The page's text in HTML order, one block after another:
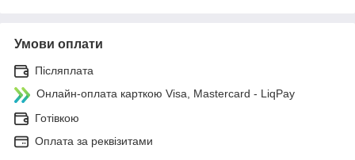
Умови оплати
Післяплата
Онлайн-оплата карткою Visa, Mastercard - LiqPay
Готівкою
Оплата за реквізитами